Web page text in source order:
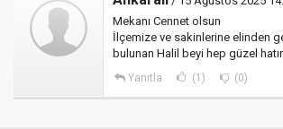
Mekanı Cennet olsun
İlçemize ve sakinlerine elinden
bulunan Halil beyi hep güzel
Yanıtla (1) (0)